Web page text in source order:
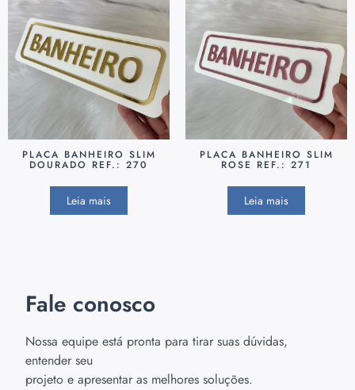
PLACA BANHEIRO SLIM
DOURADO REF.: 270
Leia mais
PLACA BANHEIRO SLIM
ROSE REF.: 271
Leia mais
Fale conosco
Nossa equipe está pronta para tirar suas dúvidas,
entender seu
projeto e apresentar as melhores soluções.